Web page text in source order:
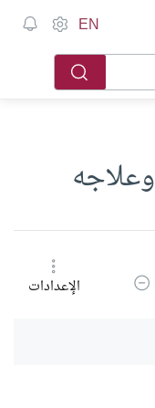
EN
تقليل حجم الخطالإعدادات